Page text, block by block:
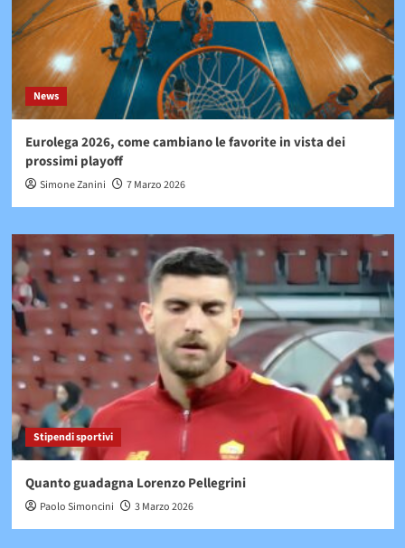
News
Eurolega 2026, come cambiano le favorite in vista dei
prossimi playoff
Simone Zanini 7 Marzo 2026
Stipendi sportivi
Quanto guadagna Lorenzo Pellegrini
Paolo Simoncini 3 Marzo 2026